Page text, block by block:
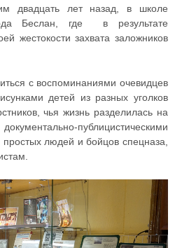
двадцать лет назад, в школе
Беслан, где в результате
жестокости захвата заложников
с воспоминаниями очевидцев
детей из разных уголков
чья жизнь разделилась на
публицистическими
людей и бойцов спецназа,